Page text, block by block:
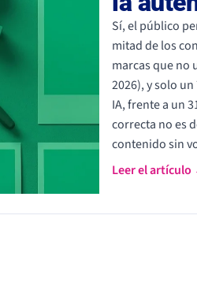
Sí, el público
mitad de los
marcas que no
2026), y solo
IA, frente a un
correcta no es
contenido sin
Leer el artículo